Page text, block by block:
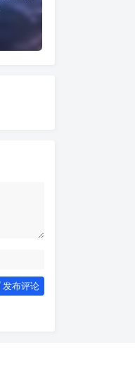
发布评论